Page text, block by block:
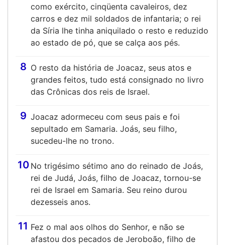
como exército, cinqüenta cavaleiros, dez
carros e dez mil soldados de infantaria; o rei
da Síria lhe tinha aniquilado o resto e reduzido
ao estado de pó, que se calça aos pés.
8 O resto da história de Joacaz, seus atos e
grandes feitos, tudo está consignado no livro
das Crônicas dos reis de Israel.
9 Joacaz adormeceu com seus pais e foi
sepultado em Samaria. Joás, seu filho,
sucedeu-lhe no trono.
10 No trigésimo sétimo ano do reinado de Joás,
rei de Judá, Joás, filho de Joacaz, tornou-se
rei de Israel em Samaria. Seu reino durou
dezesseis anos.
11 Fez o mal aos olhos do Senhor, e não se
afastou dos pecados de Jeroboão, filho de